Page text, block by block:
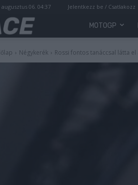
augusztus 06. 04:37 Jelentkezz be / Csatlakozz
MOTOGP
Négykerék Rossi fontos tanáccsal látta